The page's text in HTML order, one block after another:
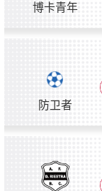
博卡青年
防卫者